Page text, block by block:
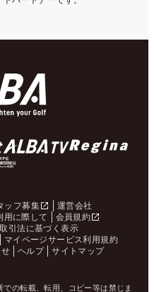
ッフ募集
運営会社
用に際して
会員規約
引法に基づく表示
マイページサービス利用規約
ヘルプ サイトマップ
の転載、転用、コピー等は禁じま